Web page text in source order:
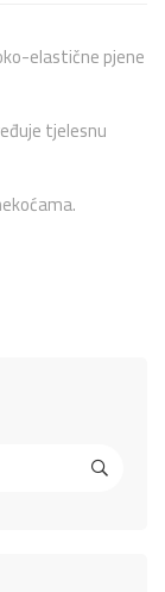
elastične pjene
tjelesnu